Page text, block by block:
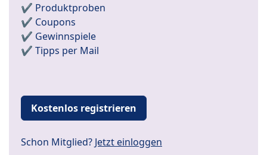
✔️ Produktproben
✔️ Coupons
✔️ Gewinnspiele
✔️ Tipps per Mail
Kostenlos registrieren
Schon Mitglied? Jetzt einloggen